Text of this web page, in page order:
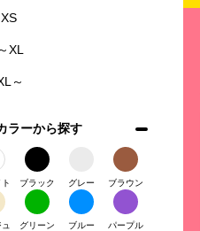
XL
～
ラーから探す
ブラック グレー ブラウン
グリーン ブルー パープル